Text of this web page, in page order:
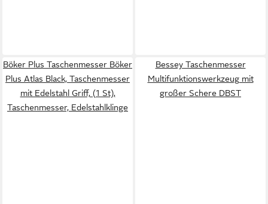
Böker Plus Taschenmesser Böker
Plus Atlas Black, Taschenmesser
mit Edelstahl Griff, (1 St),
Taschenmesser, Edelstahlklinge
Bessey Taschenmesser
Multifunktionswerkzeug mit
großer Schere DBST